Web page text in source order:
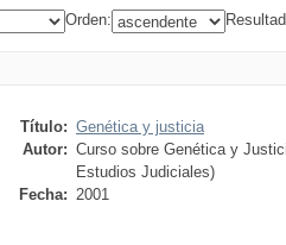
Orden:
Título: Genética y justicia
Autor: Curso sobre Genética y
Estudios Judiciales)
Fecha: 2001